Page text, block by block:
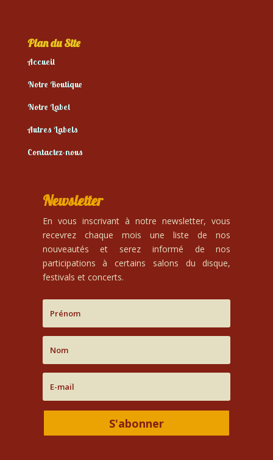
Plan du Site
Accueil
Notre Boutique
Notre Label
Autres Labels
Contactez-nous
Newsletter
En vous inscrivant à notre newsletter, vous
recevrez chaque mois une liste de nos
nouveautés et serez informé de nos
participations à certains salons du disque,
festivals et concerts.
S'abonner